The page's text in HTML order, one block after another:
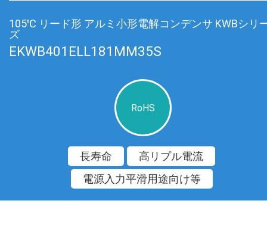
105℃ リード形 アルミ小形電解コンデンサ KWBシリ
ズ
EKWB401ELL181MM35S
RoHS
長寿命
高リプル電流
電源入力平滑用途向け等